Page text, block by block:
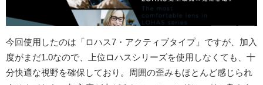
今回使用したのは「ロハス7・アクティブタイプ」ですが、加入
度がまだ1.0なので、上位ロハスシリーズを使用しなくても、十
分快適な視野を確保しており。周囲の歪みもほとんど感じられ